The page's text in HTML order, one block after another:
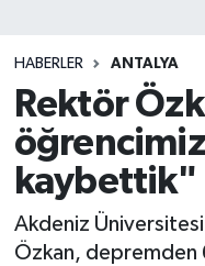
HABERLER ANTALYA
Rektör
kaybettik"
Akdeniz
Özkan, depremden